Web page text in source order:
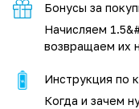
Бонусы за
Начисляем
возвращаем их
Инструкция по
Когда и зачем